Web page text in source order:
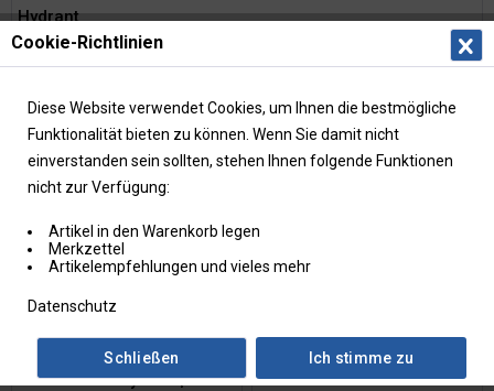
Hydrant
Filtern
Hinweisschild für die
Feuerwehr: Hydrant |
Hinweisschild für die
Feuerwehr:
Cookie-Richtlinien
Diese Website verwendet Cookies, um Ihnen die bestmögliche
Funktionalität bieten zu können. Wenn Sie damit nicht
einverstanden sein sollten, stehen Ihnen folgende Funktionen
nicht zur Verfügung:
Artikel in den Warenkorb legen
Merkzettel
Artikelempfehlungen und vieles mehr
Datenschutz
Ich stimme zu
Schließen